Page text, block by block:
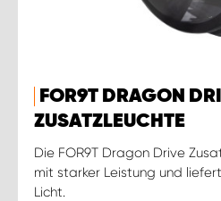
FOR9T DRAGON
ZUSATZLEUCHTE
Die FOR9T Dragon Drive
mit starker Leistung und
Licht.